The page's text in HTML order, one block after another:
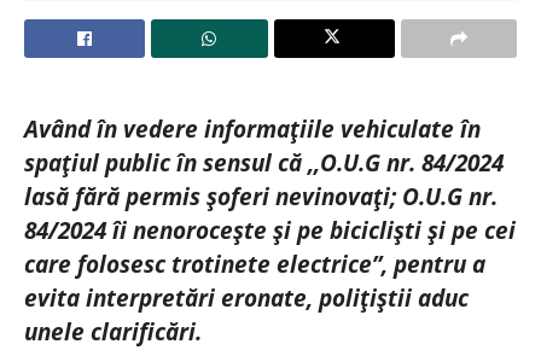
Având în vedere informațiile vehiculate în
spațiul public în sensul că ,,O.U.G nr. 84/2024
lasă fără permis șoferi nevinovați; O.U.G nr.
84/2024 îi nenorocește și pe bicicliști și pe cei
care folosesc trotinete electrice”, pentru a
evita interpretări eronate, polițiștii aduc
unele clarificări.